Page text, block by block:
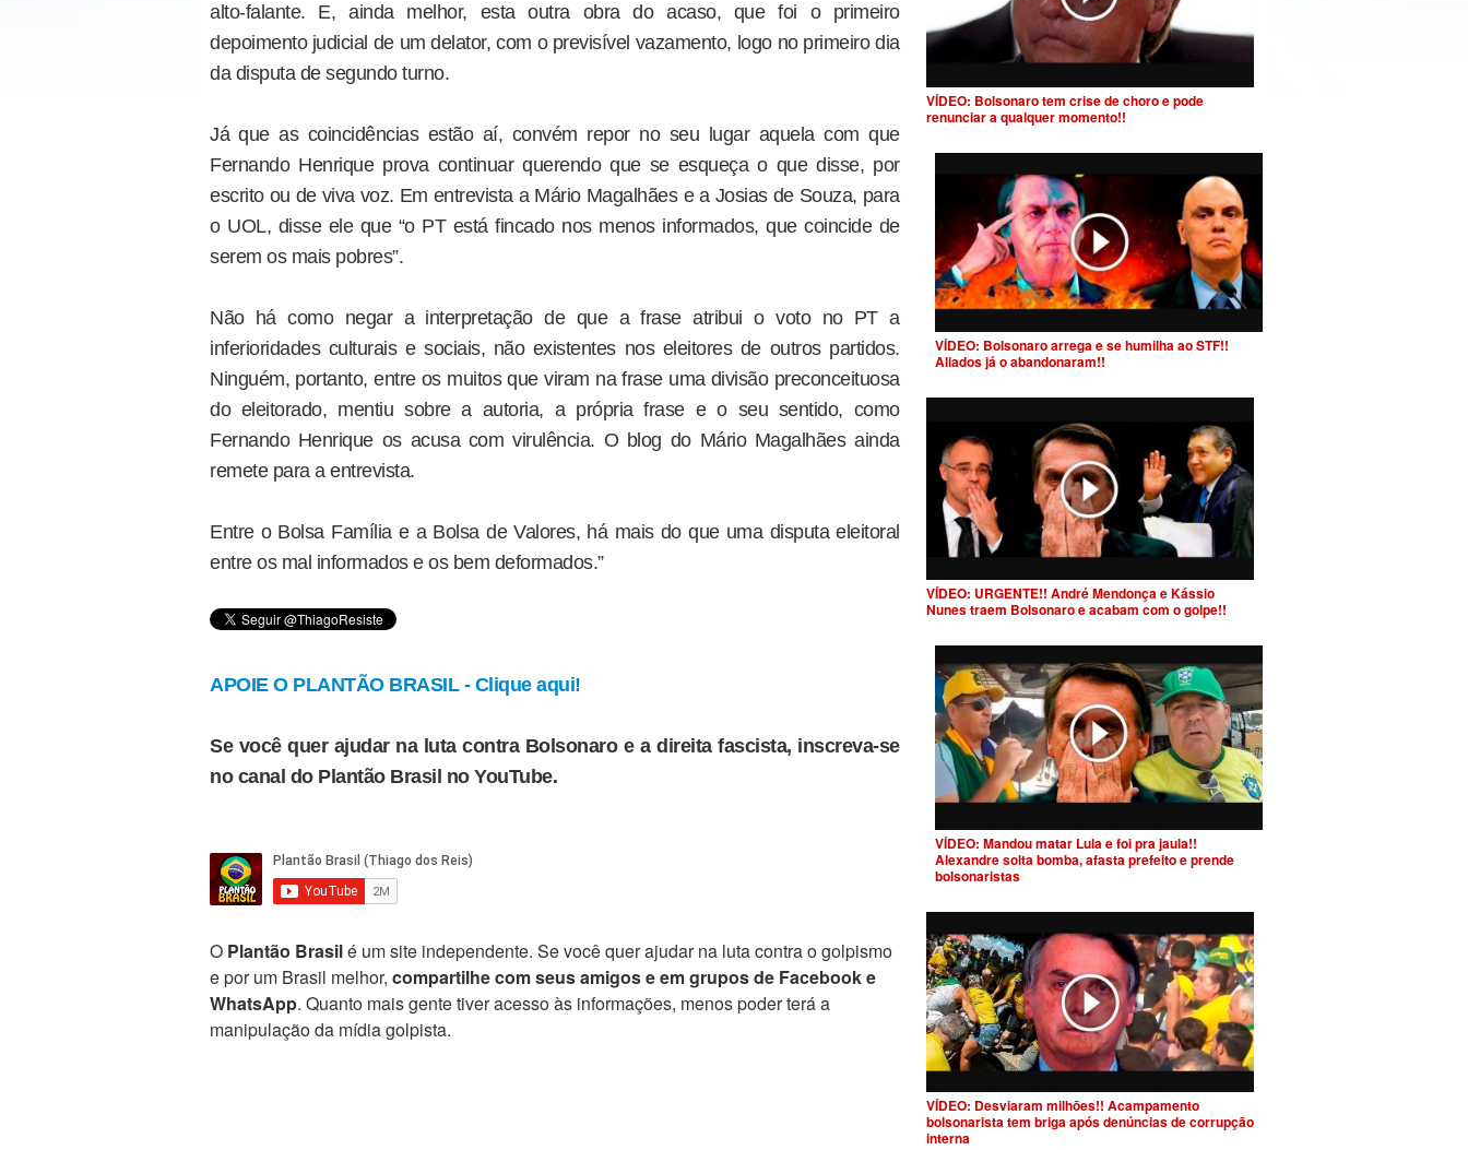
alto-falante. E, ainda melhor, esta outra obra do acaso, que foi o primeiro
depoimento judicial de um delator, com o previsível vazamento, logo no primeiro dia
da disputa de segundo turno.
Já que as coincidências estão aí, convém repor no seu lugar aquela com que
Fernando Henrique prova continuar querendo que se esqueça o que disse, por
escrito ou de viva voz. Em entrevista a Mário Magalhães e a Josias de Souza, para
o UOL, disse ele que “o PT está fincado nos menos informados, que coincide de
serem os mais pobres”.
Não há como negar a interpretação de que a frase atribui o voto no PT a
inferioridades culturais e sociais, não existentes nos eleitores de outros partidos.
Ninguém, portanto, entre os muitos que viram na frase uma divisão preconceituosa
do eleitorado, mentiu sobre a autoria, a própria frase e o seu sentido, como
Fernando Henrique os acusa com virulência. O blog do Mário Magalhães ainda
remete para a entrevista.
Entre o Bolsa Família e a Bolsa de Valores, há mais do que uma disputa eleitoral
entre os mal informados e os bem deformados.”
APOIE O PLANTÃO BRASIL - Clique aqui!
Se você quer ajudar na luta contra Bolsonaro e a direita fascista, inscreva-se
no canal do Plantão Brasil no YouTube.
O Plantão Brasilé um site independente. Se você quer ajudar na luta contra o golpismo
e por um Brasil melhor, compartilhe com seus amigos e em grupos de Facebook e
WhatsApp. Quanto mais gente tiver acesso às informações, menos poder terá a
manipulação da mídia golpista.
VÍDEO: Bolsonaro tem crise de choro e pode
renunciar a qualquer momento!!
VÍDEO: Bolsonaro arrega e se humilha ao STF!!
Aliados já o abandonaram!!
VÍDEO: URGENTE!! André Mendonça e Kássio
Nunes traem Bolsonaro e acabam com o golpe!!
VÍDEO: Mandou matar Lula e foi pra jaula!!
Alexandre solta bomba, afasta prefeito e prende
bolsonaristas
VÍDEO: Desviaram milhões!! Acampamento
bolsonarista tem briga após denúncias de corrupção
interna